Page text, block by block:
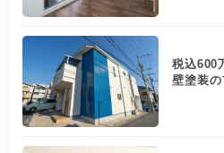
税込600
壁塗装